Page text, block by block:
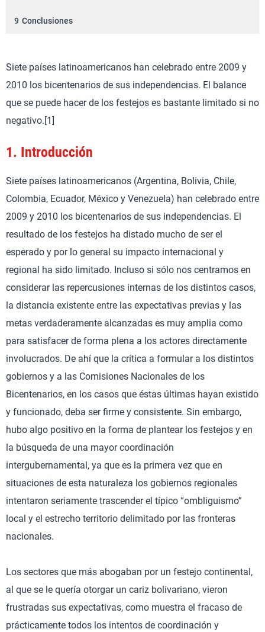
9 Conclusiones
Siete países latinoamericanos han celebrado entre 2009 y
2010 los bicentenarios de sus independencias. El balance
que se puede hacer de los festejos es bastante limitado si no
negativo.[1]
1. Introducción
Siete países latinoamericanos (Argentina, Bolivia, Chile,
Colombia, Ecuador, México y Venezuela) han celebrado entre
2009 y 2010 los bicentenarios de sus independencias. El
resultado de los festejos ha distado mucho de ser el
esperado y por lo general su impacto internacional y
regional ha sido limitado. Incluso si sólo nos centramos en
considerar las repercusiones internas de los distintos casos,
la distancia existente entre las expectativas previas y las
metas verdaderamente alcanzadas es muy amplia como
para satisfacer de forma plena a los actores directamente
involucrados. De ahí que la crítica a formular a los distintos
gobiernos y a las Comisiones Nacionales de los
Bicentenarios, en los casos que éstas últimas hayan existido
y funcionado, deba ser firme y consistente. Sin embargo,
hubo algo positivo en la forma de plantear los festejos y en
la búsqueda de una mayor coordinación
intergubernamental, ya que es la primera vez que en
situaciones de esta naturaleza los gobiernos regionales
intentaron seriamente trascender el típico “ombliguismo”
local y el estrecho territorio delimitado por las fronteras
nacionales.
Los sectores que más abogaban por un festejo continental,
al que se le quería otorgar un cariz bolivariano, vieron
frustradas sus expectativas, como muestra el fracaso de
prácticamente todos los intentos de coordinación y